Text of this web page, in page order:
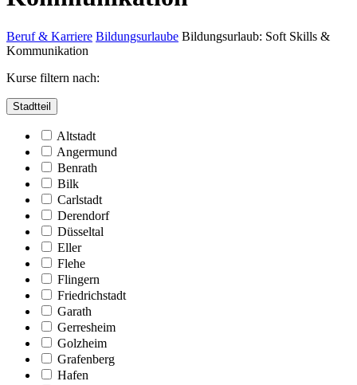
Beruf & Karriere Bildungsurlaube Bildungsurlaub: Soft Skills &
Kommunikation
Kurse filtern nach:
Stadtteil
Altstadt
Angermund
Benrath
Bilk
Carlstadt
Derendorf
Düsseltal
Eller
Flehe
Flingern
Friedrichstadt
Garath
Gerresheim
Golzheim
Grafenberg
Hafen